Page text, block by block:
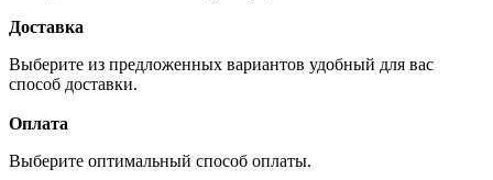
Доставка
Выберите из предложенных вариантов удобный для вас
способ доставки.
Оплата
Выберите оптимальный способ оплаты.